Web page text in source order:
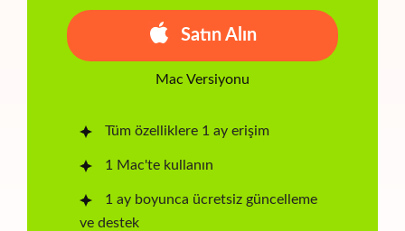
Satın Alın
Mac Versiyonu
Tüm özelliklere 1 ay erişim
1 Mac'te kullanın
1 ay boyunca ücretsiz güncelleme
ve destek